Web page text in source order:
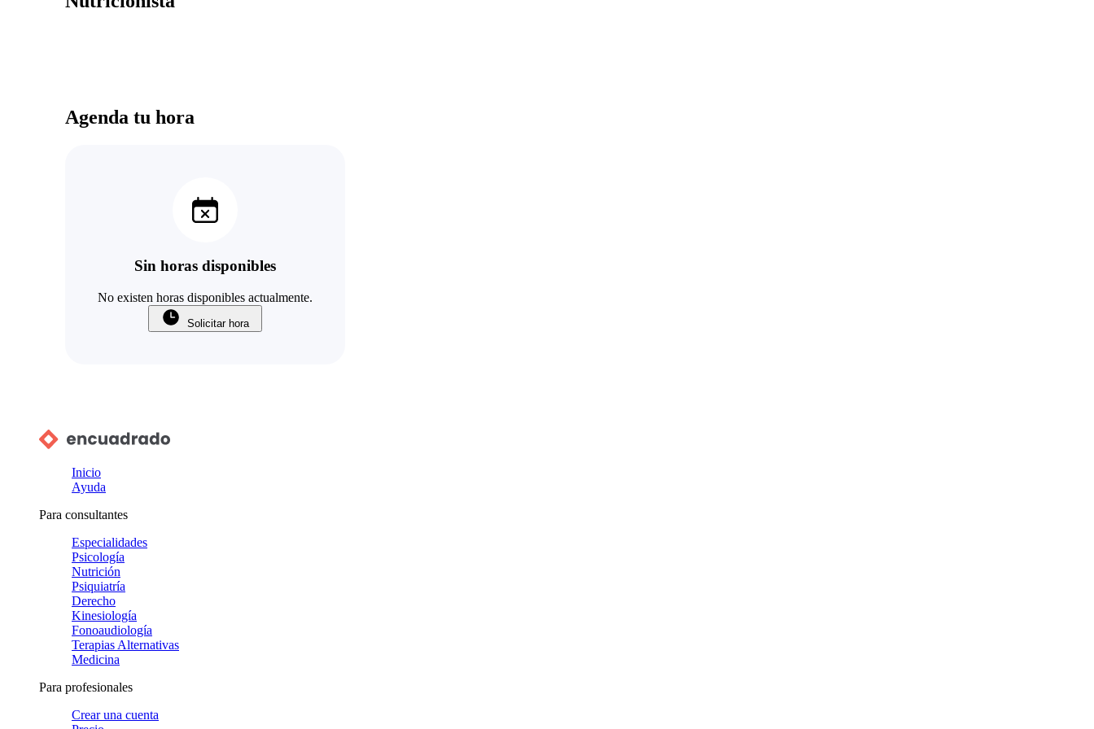
Agenda tu hora
Sin horas disponibles
No existen horas disponibles actualmente.
Solicitar hora
Inicio
Ayuda
Para consultantes
Especialidades
Psicología
Nutrición
Psiquiatría
Derecho
Kinesiología
Fonoaudiología
Terapias Alternativas
Medicina
Para profesionales
Crear una cuenta